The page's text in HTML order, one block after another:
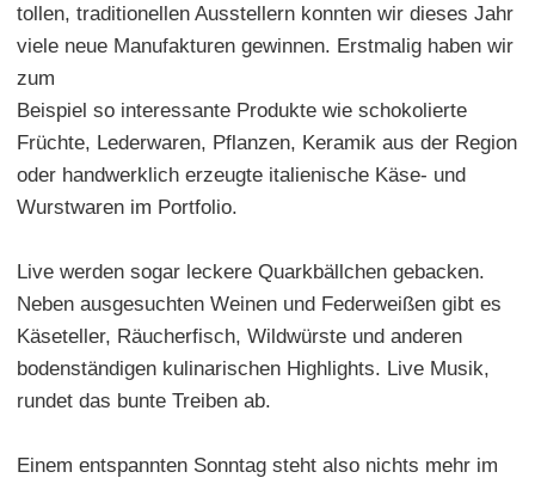
tollen, traditionellen Ausstellern konnten wir dieses Jahr
viele neue Manufakturen gewinnen. Erstmalig haben wir
zum
Beispiel so interessante Produkte wie schokolierte
Früchte, Lederwaren, Pflanzen, Keramik aus der Region
oder handwerklich erzeugte italienische Käse- und
Wurstwaren im Portfolio.
Live werden sogar leckere Quarkbällchen gebacken.
Neben ausgesuchten Weinen und Federweißen gibt es
Käseteller, Räucherfisch, Wildwürste und anderen
bodenständigen kulinarischen Highlights. Live Musik,
rundet das bunte Treiben ab.
Einem entspannten Sonntag steht also nichts mehr im